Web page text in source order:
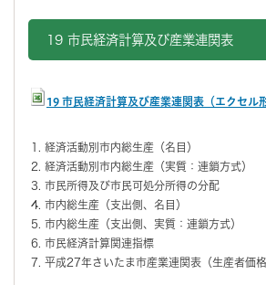
19 市民経済計算及び産業連関表
19 市民経済計算及び産業連関表（エクセル
経済活動別市内総生産（名目）
経済活動別市内総生産（実質：連鎖方式）
市民所得及び市民可処分所得の分配
市内総生産（支出側、名目）
市内総生産（支出側、実質：連鎖方式）
市民経済計算関連指標
平成27年さいたま市産業連関表（生産者価